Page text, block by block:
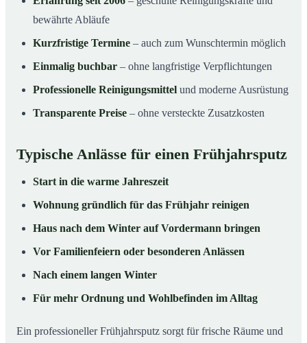
bewährte Abläufe
Kurzfristige Termine – auch zum Wunschtermin möglich
Einmalig buchbar – ohne langfristige Verpflichtungen
Professionelle Reinigungsmittel und moderne Ausrüstung
Transparente Preise – ohne versteckte Zusatzkosten
Typische Anlässe für einen Frühjahrsputz
Start in die warme Jahreszeit
Wohnung gründlich für das Frühjahr reinigen
Haus nach dem Winter auf Vordermann bringen
Vor Familienfeiern oder besonderen Anlässen
Nach einem langen Winter
Für mehr Ordnung und Wohlbefinden im Alltag
Ein professioneller Frühjahrsputz sorgt für frische Räume und